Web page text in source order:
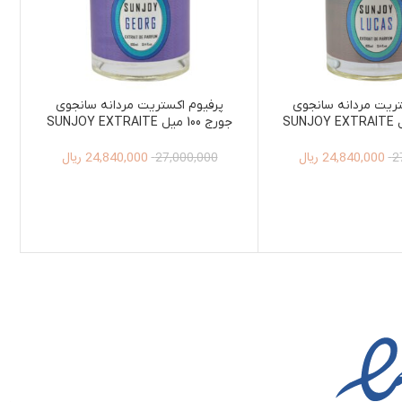
مردانه سانجوی
لوکاس100 میل SUNJOY EXTRAITE
24,840,000 ریال
پرفیوم اکستریت مردانه سانجوی
جورج 100 میل SUNJOY EXTRAITE
100ML27,000,000
24,840,000 ریال